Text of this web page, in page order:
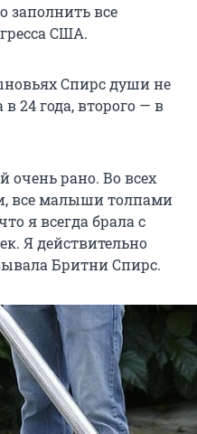
все
США.
Спирс души не
24 года, второго — в
рано. Во всех
все малыши толпами
я всегда брала с
Я действительно
Бритни Спирс.